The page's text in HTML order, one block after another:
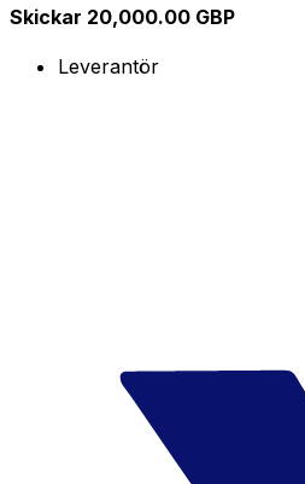
Skickar 20,000.00 GBP
Leverantör